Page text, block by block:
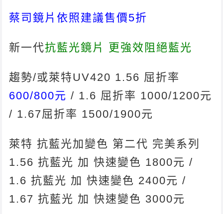
蔡司鏡片依照建議售價5折
新一代抗藍光鏡片 更強效阻絕藍光
趨勢/或萊特UV420 1.56 屈折率
600/800元 / 1.6 屈折率 1000/1200元
/ 1.67屈折率 1500/1900元
萊特 抗藍光加變色 第二代 完美系列
1.56 抗藍光 加 快速變色 1800元 /
1.6 抗藍光 加 快速變色 2400元 /
1.67 抗藍光 加 快速變色 3000元